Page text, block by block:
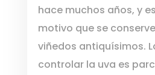
hace muchos años, y
motivo que se
viñedos antiquísimos.
controlar la uva es